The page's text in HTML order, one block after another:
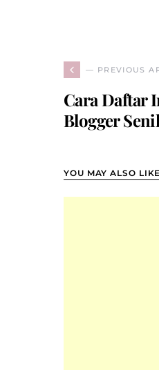
— PREVIOUS
Cara Daftar
Blogger
YOU MAY ALSO LIKE